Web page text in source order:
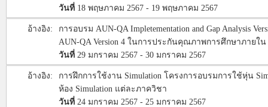
วันที่ 18 พฤษภาคม 2567 - 19 พฤษภาคม 2567
อ้างอิง:
การอบรม AUN-QA Impletementation and Gap
AUN-QA Version 4 ในการประกันคุณภาพการศึกษาภายใน
วันที่ 29 มกราคม 2567 - 30 มกราคม 2567
อ้างอิง:
การฝึกการใช้งาน Simulation โครงการอบรมการใช้หุ่น
ห้อง Simulation แต่ละภาควิชา
วันที่ 24 มกราคม 2567 - 25 มกราคม 2567